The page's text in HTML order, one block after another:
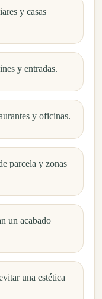
y casas
y entradas.
y oficinas.
parcela y zonas
un acabado
una estética